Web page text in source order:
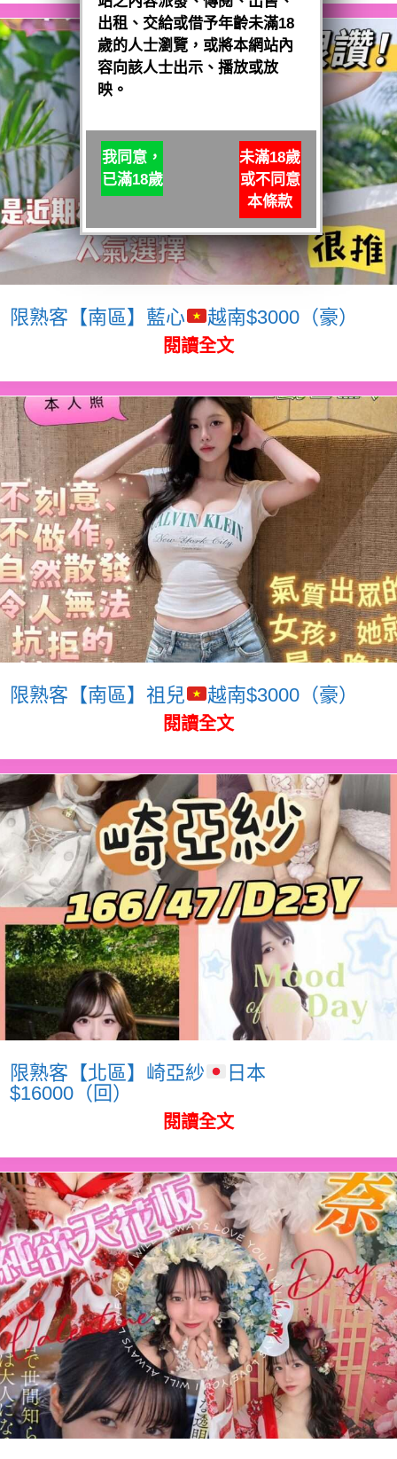
限熟客【南區】藍心 越南$3000（豪）
閱讀全文
限熟客【南區】祖兒 越南$3000（豪）
閱讀全文
限熟客【北區】崎亞紗
日本
$16000（回）
閱讀全文
出租、交給或借予年齡未滿18
歲的人士瀏覽，或將本網站內
容向該人士出示、播放或放
映。
我同意，
已滿18歲
未滿18歲
或不同意
本條款